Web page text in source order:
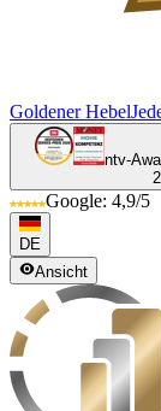
Goldener Hebel
ntv-
Google: 4,9/5
DE
Ansicht